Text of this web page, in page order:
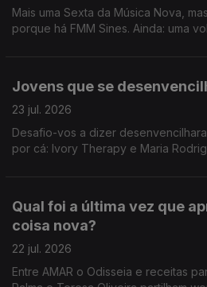
Mais uma Sexta da Música Nova,
porque há FMM Sines. Ainda: uma
Jovens que se
23 jul. 2026
Desafio-vos a dizer
por cá: Ivory Therapy e Maria
Qual foi a última vez que
coisa nova?
22 jul. 2026
Entre AMAR o Odisseia e receitas